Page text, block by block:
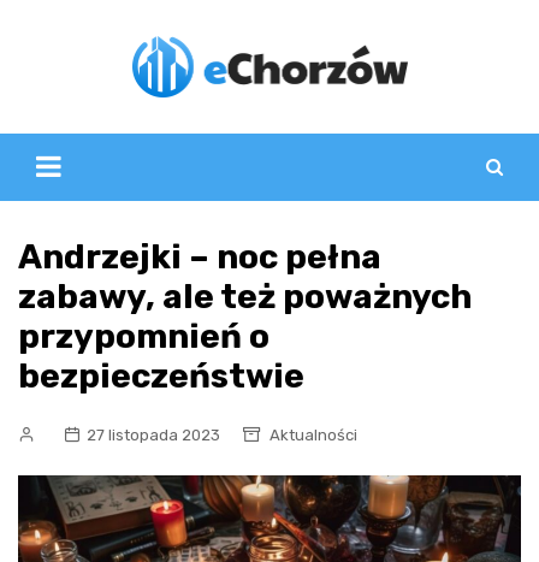
Andrzejki – noc pełna
zabawy, ale też poważnych
przypomnień o
bezpieczeństwie
27 listopada 2023 Aktualności